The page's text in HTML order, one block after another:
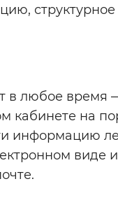
структурное
в любое время
кабинете на
информацию
виде